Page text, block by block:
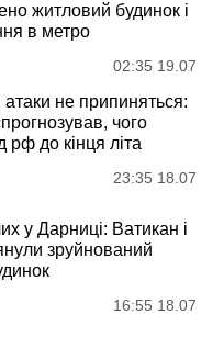
житловий будинок і
в метро
02:35 19.07
атаки не припиняться:
чого
рф до кінця літа
23:35 18.07
у Дарниці: Ватикан і
зруйнований
16:55 18.07